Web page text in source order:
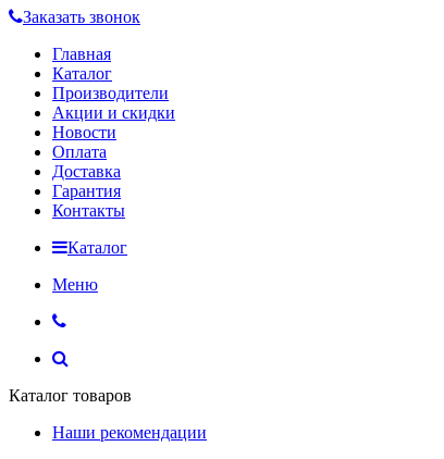
Заказать звонок
Главная
Каталог
Производители
Акции и скидки
Новости
Оплата
Доставка
Гарантия
Контакты
Каталог
Меню
Каталог товаров
Наши рекомендации